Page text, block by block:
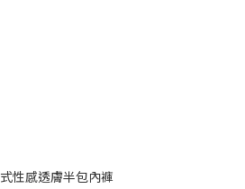
性感透膚半包內褲